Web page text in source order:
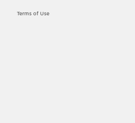
Terms of Use